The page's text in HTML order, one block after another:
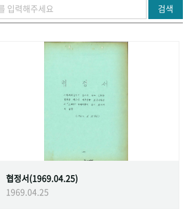
검색
협정서(1969.04.25)
1969.04.25